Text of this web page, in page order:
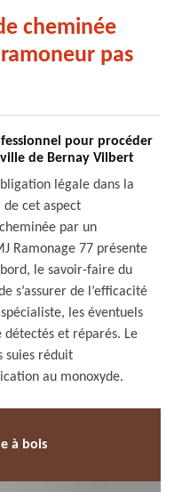
cheminée
pas
pour procéder
de Bernay Vilbert
légale dans la
cet aspect
par un
Ramonage 77 présente
le savoir-faire du
s’assurer de l’efficacité
les éventuels
et réparés. Le
suies réduit
au monoxyde.
à bois